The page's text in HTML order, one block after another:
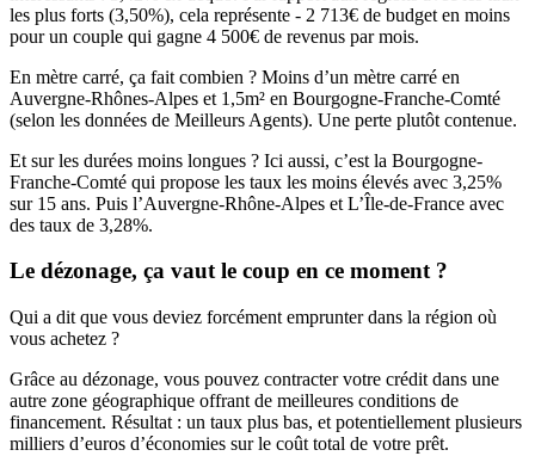
les plus forts (3,50%), cela représente - 2 713€ de budget en moins
pour un couple qui gagne 4 500€ de revenus par mois.
En mètre carré, ça fait combien ? Moins d’un mètre carré en
Auvergne-Rhônes-Alpes et 1,5m² en Bourgogne-Franche-Comté
(selon les données de Meilleurs Agents). Une perte plutôt contenue.
Et sur les durées moins longues ? Ici aussi, c’est la Bourgogne-
Franche-Comté qui propose les taux les moins élevés avec 3,25%
sur 15 ans. Puis l’Auvergne-Rhône-Alpes et L’Île-de-France avec
des taux de 3,28%.
Le dézonage, ça vaut le coup en ce moment ?
Qui a dit que vous deviez forcément emprunter dans la région où
vous achetez ?
Grâce au dézonage, vous pouvez contracter votre crédit dans une
autre zone géographique offrant de meilleures conditions de
financement. Résultat : un taux plus bas, et potentiellement plusieurs
milliers d’euros d’économies sur le coût total de votre prêt.